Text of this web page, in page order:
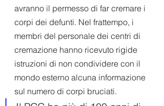
avranno il permesso di far cremare i
corpi dei defunti. Nel frattempo, i
membri del personale dei centri di
cremazione hanno ricevuto rigide
istruzioni di non condividere con il
mondo esterno alcuna informazione
sul numero di corpi bruciati.